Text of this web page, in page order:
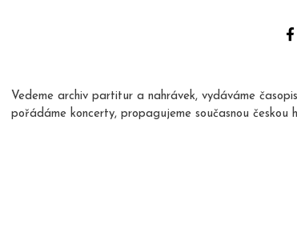
Vedeme archiv partitur a nahrávek, vydáváme
pořádáme koncerty, propagujeme současnou českou